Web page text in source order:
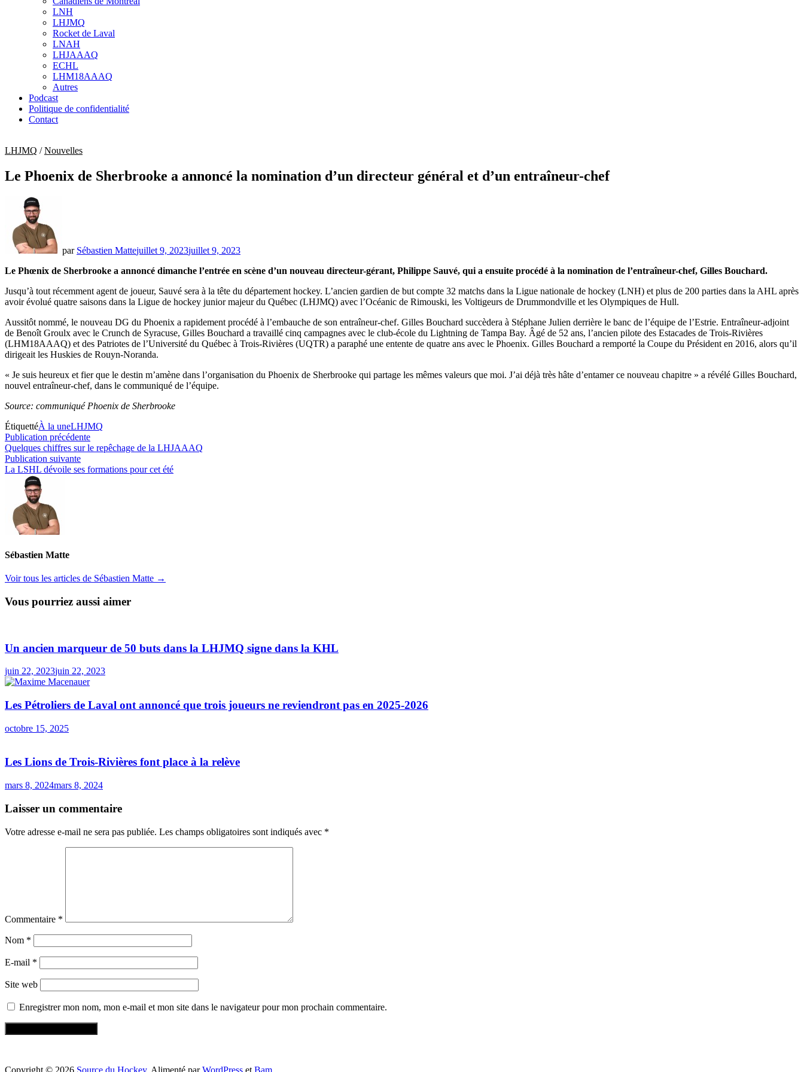
sub
menu
LNH
LHJMQ
Rocket de Laval
LNAH
LHJAAAQ
ECHL
LHM18AAAQ
Autres
Podcast
Politique de confidentialité
Contact
LHJMQ /Nouvelles
Le Phoenix de Sherbrooke a annoncé la nomination d’un directeur général et d’un entraîneur-chef
par Sébastien Mattejuillet 9, 2023juillet 9, 2023
Le Phœnix de Sherbrooke a annoncé dimanche l’entrée en scène d’un nouveau directeur-gérant, Philippe Sauvé, qui a ensuite procédé à la nomination de l’entraîneur-chef, Gilles Bouchard.
Jusqu’à tout récemment agent de joueur, Sauvé sera à la tête du département hockey. L’ancien gardien de but compte 32 matchs dans la Ligue nationale de hockey (LNH) et plus de 200 parties dans la AHL après
avoir évolué quatre saisons dans la Ligue de hockey junior majeur du Québec (LHJMQ) avec l’Océanic de Rimouski, les Voltigeurs de Drummondville et les Olympiques de Hull.
Aussitôt nommé, le nouveau DG du Phoenix a rapidement procédé à l’embauche de son entraîneur-chef. Gilles Bouchard succèdera à Stéphane Julien derrière le banc de l’équipe de l’Estrie. Entraîneur-adjoint
de Benoît Groulx avec le Crunch de Syracuse, Gilles Bouchard a travaillé cinq campagnes avec le club-école du Lightning de Tampa Bay. Âgé de 52 ans, l’ancien pilote des Estacades de Trois-Rivières
(LHM18AAAQ) et des Patriotes de l’Université du Québec à Trois-Rivières (UQTR) a paraphé une entente de quatre ans avec le Phoenix. Gilles Bouchard a remporté la Coupe du Président en 2016, alors qu’il
dirigeait les Huskies de Rouyn-Noranda.
« Je suis heureux et fier que le destin m’amène dans l’organisation du Phoenix de Sherbrooke qui partage les mêmes valeurs que moi. J’ai déjà très hâte d’entamer ce nouveau chapitre » a révélé Gilles Bouchard,
nouvel entraîneur-chef, dans le communiqué de l’équipe.
Source: communiqué Phoenix de Sherbrooke
ÉtiquettéÀ la uneLHJMQ
Navigation
de
l’article
Publication précédentePublication
précédente :
Quelques chiffres sur le repêchage de la LHJAAAQ
Publication suivantePublication
suivante :
La LSHL dévoile ses formations pour cet été
Sébastien Matte
Voir tous les articles de Sébastien Matte →
Vous pourriez aussi aimer
Un ancien marqueur de 50 buts dans la LHJMQ signe dans la KHL
juin 22, 2023juin 22, 2023
Les Pétroliers de Laval ont annoncé que trois joueurs ne reviendront pas en 2025-2026
octobre 15, 2025
Les Lions de Trois-Rivières font place à la relève
mars 8, 2024mars 8, 2024
Laisser un commentaire
Votre adresse e-mail ne sera pas publiée. Les champs obligatoires sont indiqués avec *
Commentaire *
Nom *
E-mail *
Site web
Enregistrer mon nom, mon e-mail et mon site dans le navigateur pour mon prochain commentaire.
Copyright © 2026 Source du Hockey. Alimenté parWordPress et Bam